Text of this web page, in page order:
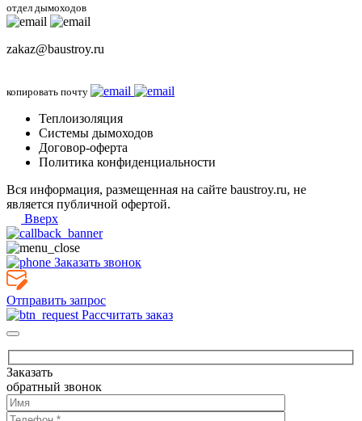
отдел дымоходов
zakaz@baustroy.ru
копировать почту
Теплоизоляция
Системы дымоходов
Договор-оферта
Политика конфиденциальности
Вся информация, размещенная на сайте baustroy.ru, не
является публичной офертой.
Вверх
Заказать звонок
Отправить запрос
Рассчитать заказ
Заказать
обратный звонок